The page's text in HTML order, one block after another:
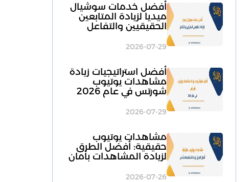
أفضل خدمات سوشيال
ميديا لزيادة المتابعين
الحقيقيين والتفاعل
2026-07-29
أفضل استراتيجيات زيادة
مشاهدات يوتيوب
شورتس في عام 2026
2026-07-29
مشاهدات يوتيوب
حقيقية: أفضل الطرق
لزيادة المشاهدات بأمان
2026-07-26